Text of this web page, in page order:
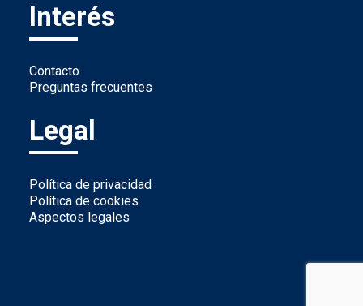
Interés
Contacto
Preguntas frecuentes
Legal
Política de privacidad
Política de cookies
Aspectos legales